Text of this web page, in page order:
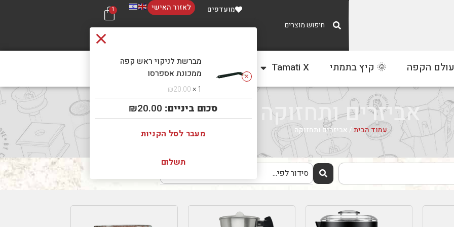
ברכישה מעל 300 ₪
מועדפים לאזור האישי
מברשת לניקוי ראש קפה
ממכונת אספרסו
1 ×
₪20.00
סכום ביניים: ₪20.00
מעבר לסל הקניות
תשלום
1
הקפה 🌞 קיץ בתמתי Tamati X
אביזרים ותחזוקה
עמוד הבית/ אביזרים ותחזוקה